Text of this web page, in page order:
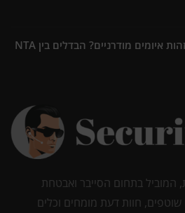
מהו NDR וכיצד הוא עוזר לזהות איומים מודרניים? הבדלים בין NTA
המוביל בתחום הסייבר ואבטחת
חוות דעת מומחים וכלים